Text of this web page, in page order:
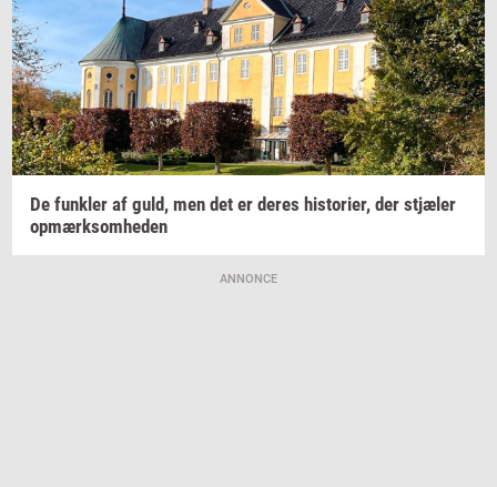
De funk­ler af guld, men det er deres hi­sto­ri­er, der stjæ­ler
op­mærk­som­he­den
ANNONCE